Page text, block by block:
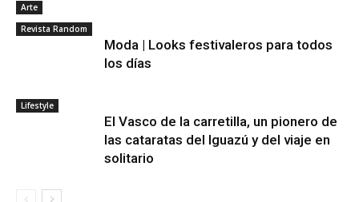
Arte
Revista Random
Moda | Looks festivaleros para todos
los días
Lifestyle
El Vasco de la carretilla, un pionero de
las cataratas del Iguazú y del viaje en
solitario